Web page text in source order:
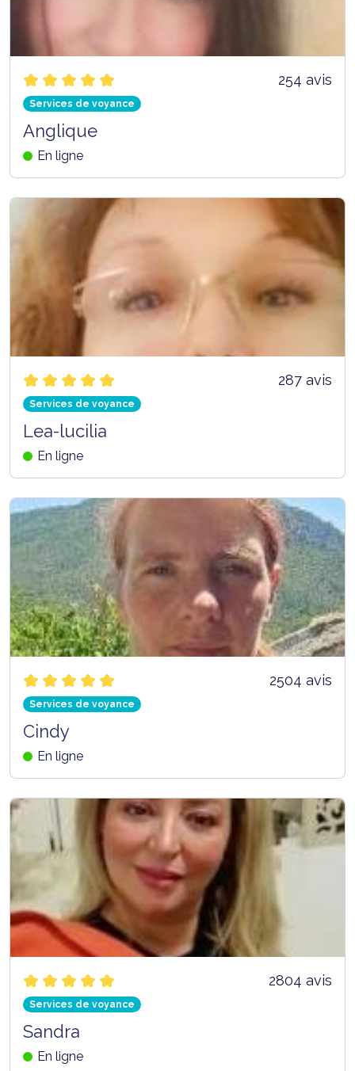
254 avis
Services de voyance
Anglique
En ligne
287 avis
Services de voyance
Lea-lucilia
En ligne
2504 avis
Services de voyance
Cindy
En ligne
2804 avis
Services de voyance
Sandra
En ligne